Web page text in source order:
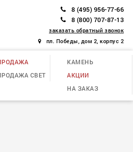
8 (495) 956-77-66
8 (800) 707-87-13
заказать обратный звонок
пл. Победы, дом 2, корпус 2
СВЕТ
КАМЕНЬ
АКЦИИ
НА ЗАКАЗ